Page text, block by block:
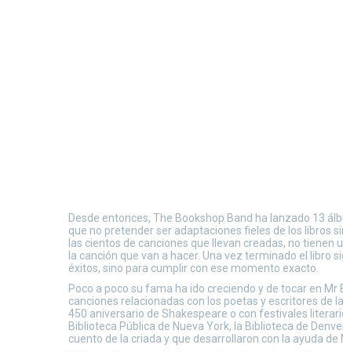
Desde entonces, The Bookshop Band ha lanzado 13
que no pretender ser adaptaciones fieles de los libros
las cientos de canciones que llevan creadas, no
la canción que van a hacer. Una vez terminado el
éxitos, sino para cumplir con ese momento exacto.
Poco a poco su fama ha ido creciendo y de tocar en
canciones relacionadas con los poetas y escritores de
450 aniversario de Shakespeare o con festivales
Biblioteca Pública de Nueva York, la Biblioteca de
cuento de la criada y que desarrollaron con la ayuda de